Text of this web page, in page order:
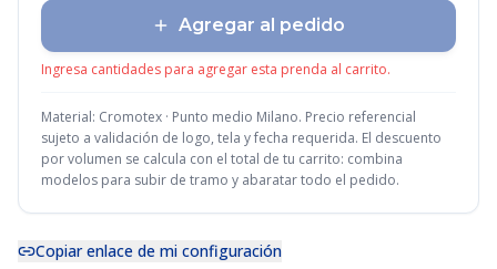
Agregar al pedido
Ingresa cantidades para agregar esta prenda al carrito.
Material: Cromotex · Punto medio Milano. Precio referencial
sujeto a validación de logo, tela y fecha requerida. El descuento
por volumen se calcula con el total de tu carrito: combina
modelos para subir de tramo y abaratar todo el pedido.
Copiar enlace de mi configuración